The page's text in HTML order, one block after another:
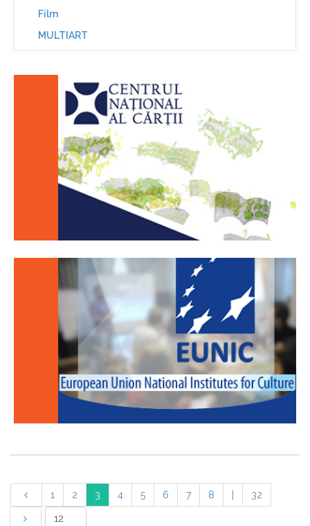
Film
MULTIART
1 2 3 4 5 6 7 8 32